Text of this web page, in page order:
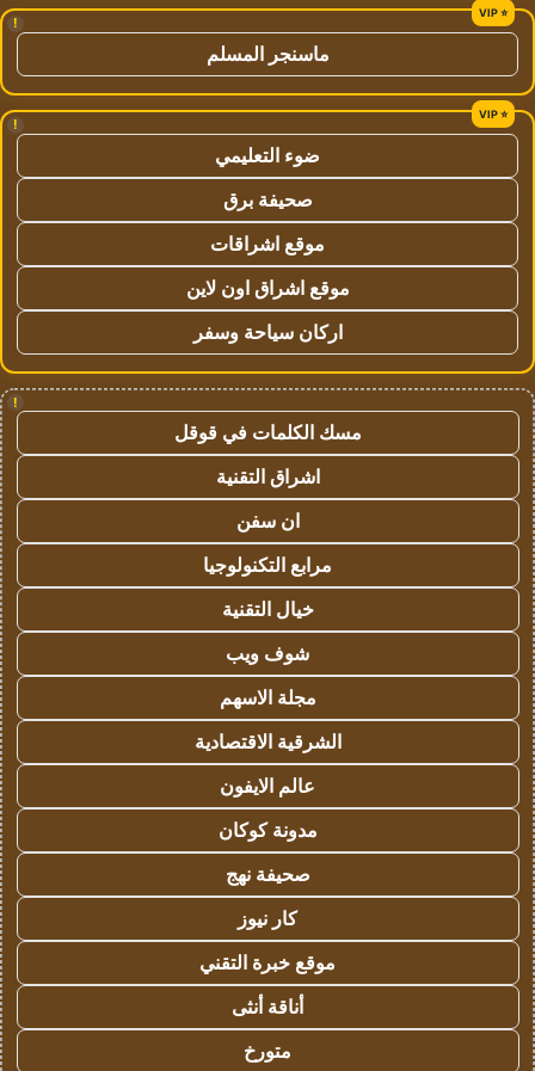
!
ماسنجر المسلم
!
ضوء التعليمي
صحيفة برق
موقع اشراقات
موقع اشراق اون لاين
اركان سياحة وسفر
!
مسك الكلمات في قوقل
اشراق التقنية
ان سفن
مرابع التكنولوجيا
خيال التقنية
شوف ويب
مجلة الاسهم
الشرقية الاقتصادية
عالم الايفون
مدونة كوكان
صحيفة نهج
كار نيوز
موقع خبرة التقني
أناقة أنثى
متورخ